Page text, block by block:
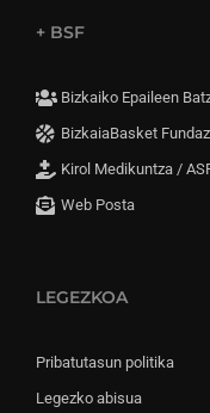
+ BSF
Bizkaiko Epaileen
BizkaiaBasket
Kirol Medikuntza /
Web Posta
LEGEZKOA
Pribatutasun politika
Legezko abisua